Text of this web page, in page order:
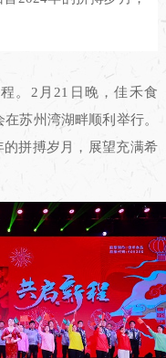
。2月21日晚，佳禾食
苏州湾湖畔顺利举行。
拼搏岁月，展望充满希